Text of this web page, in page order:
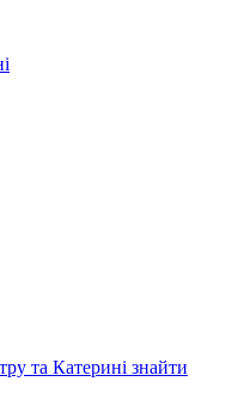
та Катерині знайти